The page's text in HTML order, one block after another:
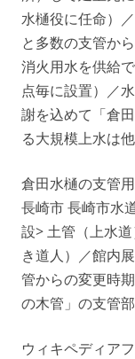
水樋役に任命）
と多数の支管か
消火用水を供給
点毎に設置）／
謝を込めて「倉
る大規模上水は
倉田水樋の支管
長崎市 長崎市水
設> 土管（上水
き道人）／館内
管からの変更時
の木管」の支管
ウィキペディア